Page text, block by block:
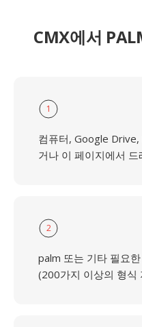
CMX에서
1
컴퓨터, Google
거나 이 페이지에서
2
palm 또는 기타 필요
(200가지 이상의 형식